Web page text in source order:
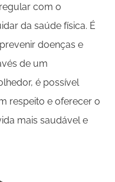
com o
da saúde física. É
doenças e
de um
é possível
respeito e oferecer o
mais saudável e